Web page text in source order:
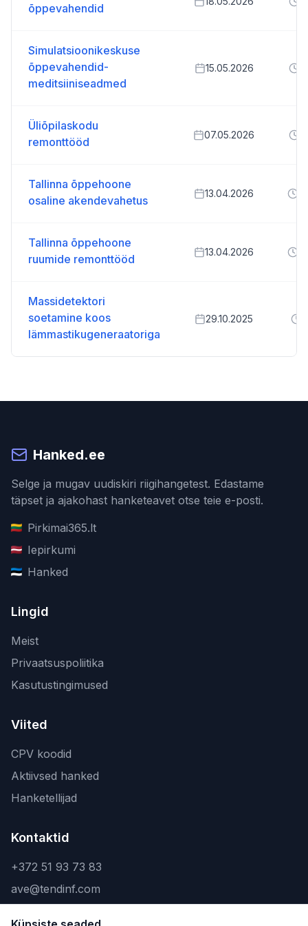
õppevahendid
Simulatsioonikeskuse
õppevahendid-
meditsiiniseadmed
15.05.2026
Üliõpilaskodu
remonttööd
07.05.2026
Tallinna õppehoone
osaline akendevahetus
13.04.2026
Tallinna õppehoone
ruumide remonttööd
13.04.2026
Massidetektori
soetamine koos
lämmastikugeneraatoriga
29.10.2025
Hanked.ee
Selge ja mugav uudiskiri riigihangetest. Edastame
täpset ja ajakohast hanketeavet otse teie e-posti.
Pirkimai365.lt
Iepirkumi
Hanked
Lingid
Meist
Privaatsuspoliitika
Kasutustingimused
Viited
CPV koodid
Aktiivsed hanked
Hanketellijad
Kontaktid
+372 51 93 73 83
ave@tendinf.com